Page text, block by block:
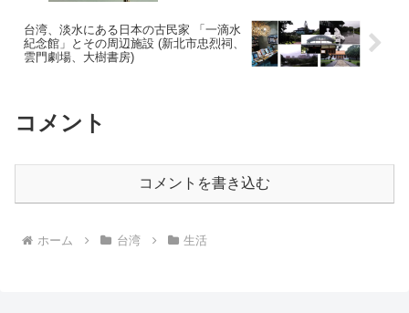
台湾、淡水にある日本の古民家 「一滴水
紀念館」とその周辺施設 (新北市忠烈祠、
雲門劇場、大樹書房)
コメント
コメントを書き込む
ホーム 台湾 生活